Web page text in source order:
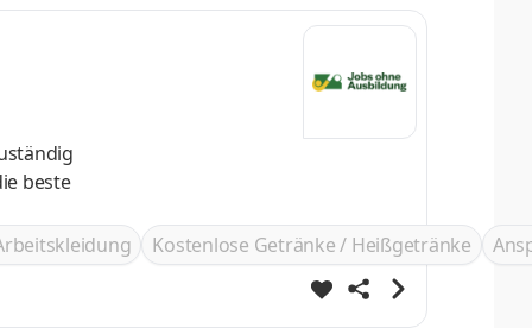
beste
Kostenlose Getränke / Heißgetränke